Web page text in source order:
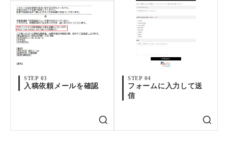
STEP 03
入稿依頼メールを確認
STEP 04
フォームに入力して送
信